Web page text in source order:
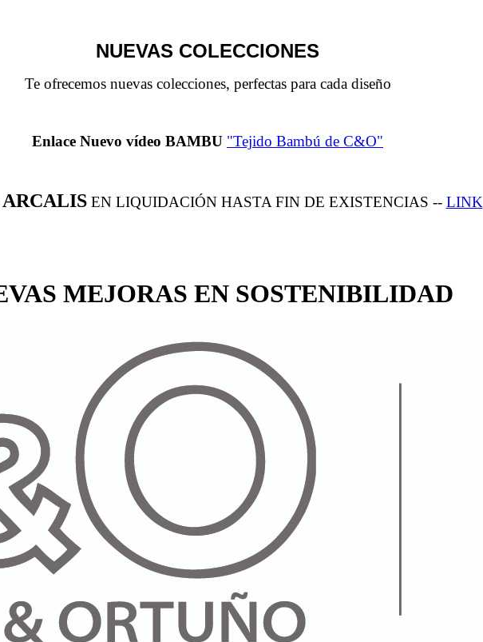
NUEVAS COLECCIONES
Te ofrecemos nuevas colecciones, perfectas para cada diseño
Enlace Nuevo vídeo BAMBU "Tejido Bambú de C&O"
ARCALISEN LIQUIDACIÓN HASTA FIN DE EXISTENCIAS -- LINK
MEJORAS EN SOSTENIBILIDAD